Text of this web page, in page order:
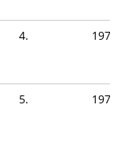
4. 1975
5. 1975